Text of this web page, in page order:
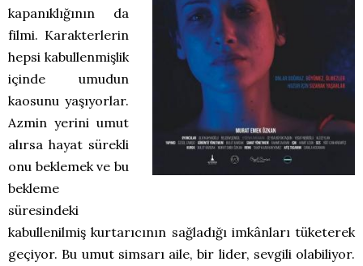
kapanıklığının da
filmi. Karakterlerin
hepsi kabullenmişlik
içinde umudun
kaosunu yaşıyorlar.
Azmin yerini umut
alırsa hayat sürekli
onu beklemek ve bu
bekleme
süresindeki
kabullenilmiş kurtarıcının sağladığı imkânları tüketerek
geçiyor. Bu umut simsarı aile, bir lider, sevgili olabiliyor.